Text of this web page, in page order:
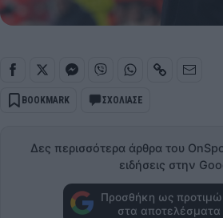
BOOKMARK ΣΧΟΛΙΑΣΕ
Δες περισσότερα άρθρα του
ειδήσεις στην
Προσθήκη ως
στα αποτελέσματα